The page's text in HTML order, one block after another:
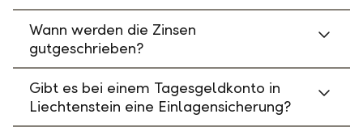
Wann werden die Zinsen
gutgeschrieben?
Gibt es bei einem Tagesgeldkonto in
Liechtenstein eine Einlagensicherung?